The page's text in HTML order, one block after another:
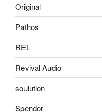
Original
Pathos
REL
Revival Audio
soulution
Spendor